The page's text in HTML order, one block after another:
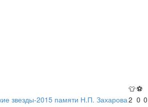
👕⚽
звезды-2015 памяти Н.П. Захарова2 0 0